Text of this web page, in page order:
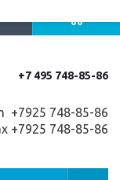
+7 495 748-85-86
+7925 748-85-86
+7925 748-85-86